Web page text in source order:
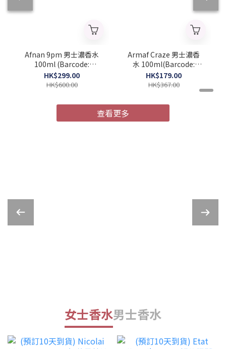
Afnan 9pm 男士濃香水
100ml (Barcode:
6290171002338)
HK$299.00
HK$600.00
Armaf Craze 男士濃香
水 100ml(Barcode:
6085010093987)
HK$179.00
HK$367.00
查看更多
女士香水男士香水